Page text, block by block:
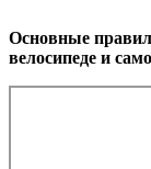
Основные
велосипеде и